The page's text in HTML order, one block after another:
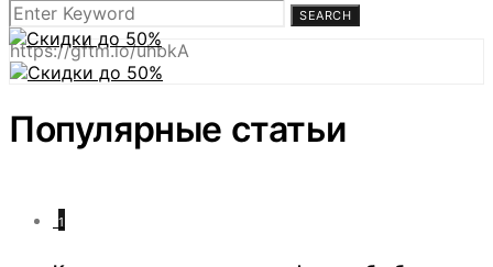
https://gftm.io/uhbkA
SEARCH
Популярные статьи
1